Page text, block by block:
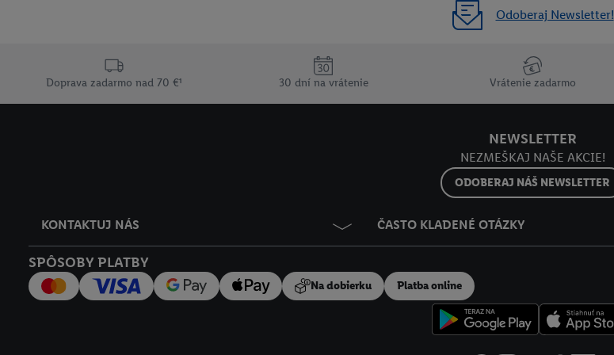
Odoberaj Newsletter!
Doprava zadarmo nad 70 €¹ 30 dní na vrátenie Vrátenie zadarmo
NEWSLETTER
NEZMEŠKAJ NAŠE AKCIE!
ODOBERAJ NÁŠ NEWSLETTER
KONTAKTUJ NÁS ČASTO KLADENÉ OTÁZKY
SPÔSOBY PLATBY
Na dobierku Platba online